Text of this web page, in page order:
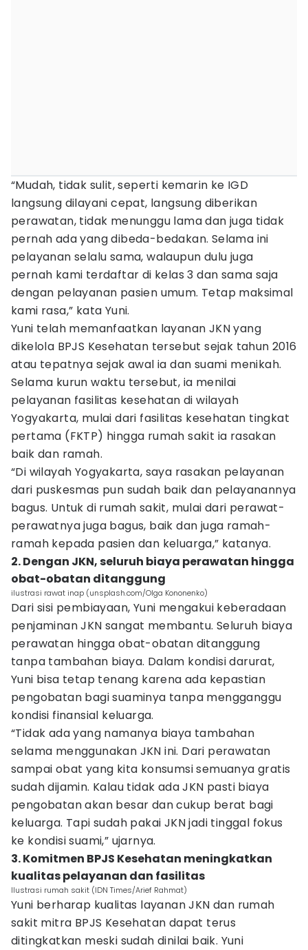
“Mudah, tidak sulit, seperti kemarin ke IGD
langsung dilayani cepat, langsung diberikan
perawatan, tidak menunggu lama dan juga tidak
pernah ada yang dibeda-bedakan. Selama ini
pelayanan selalu sama, walaupun dulu juga
pernah kami terdaftar di kelas 3 dan sama saja
dengan pelayanan pasien umum. Tetap maksimal
kami rasa,” kata Yuni.
Yuni telah memanfaatkan layanan JKN yang
dikelola BPJS Kesehatan tersebut sejak tahun 2016
atau tepatnya sejak awal ia dan suami menikah.
Selama kurun waktu tersebut, ia menilai
pelayanan fasilitas kesehatan di wilayah
Yogyakarta, mulai dari fasilitas kesehatan tingkat
pertama (FKTP) hingga rumah sakit ia rasakan
baik dan ramah.
“Di wilayah Yogyakarta, saya rasakan pelayanan
dari puskesmas pun sudah baik dan pelayanannya
bagus. Untuk di rumah sakit, mulai dari perawat-
perawatnya juga bagus, baik dan juga ramah-
ramah kepada pasien dan keluarga,” katanya.
2. Dengan JKN, seluruh biaya perawatan hingga
obat-obatan ditanggung
ilustrasi rawat inap (unsplash.com/Olga Kononenko)
Dari sisi pembiayaan, Yuni mengakui keberadaan
penjaminan JKN sangat membantu. Seluruh biaya
perawatan hingga obat-obatan ditanggung
tanpa tambahan biaya. Dalam kondisi darurat,
Yuni bisa tetap tenang karena ada kepastian
pengobatan bagi suaminya tanpa mengganggu
kondisi finansial keluarga.
“Tidak ada yang namanya biaya tambahan
selama menggunakan JKN ini. Dari perawatan
sampai obat yang kita konsumsi semuanya gratis
sudah dijamin. Kalau tidak ada JKN pasti biaya
pengobatan akan besar dan cukup berat bagi
keluarga. Tapi sudah pakai JKN jadi tinggal fokus
ke kondisi suami,” ujarnya.
3. Komitmen BPJS Kesehatan meningkatkan
kualitas pelayanan dan fasilitas
Ilustrasi rumah sakit (IDN Times/Arief Rahmat)
Yuni berharap kualitas layanan JKN dan rumah
sakit mitra BPJS Kesehatan dapat terus
ditingkatkan meski sudah dinilai baik. Yuni